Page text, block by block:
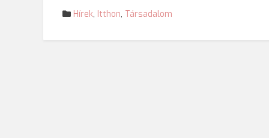
Hírek, Itthon, Társadalom